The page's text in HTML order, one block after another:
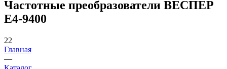
Частотные преобразователи ВЕСПЕР
Е4-9400
22
Главная
—